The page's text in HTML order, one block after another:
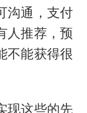
沟通，支付
人推荐，预
不能获得很
现这些的先